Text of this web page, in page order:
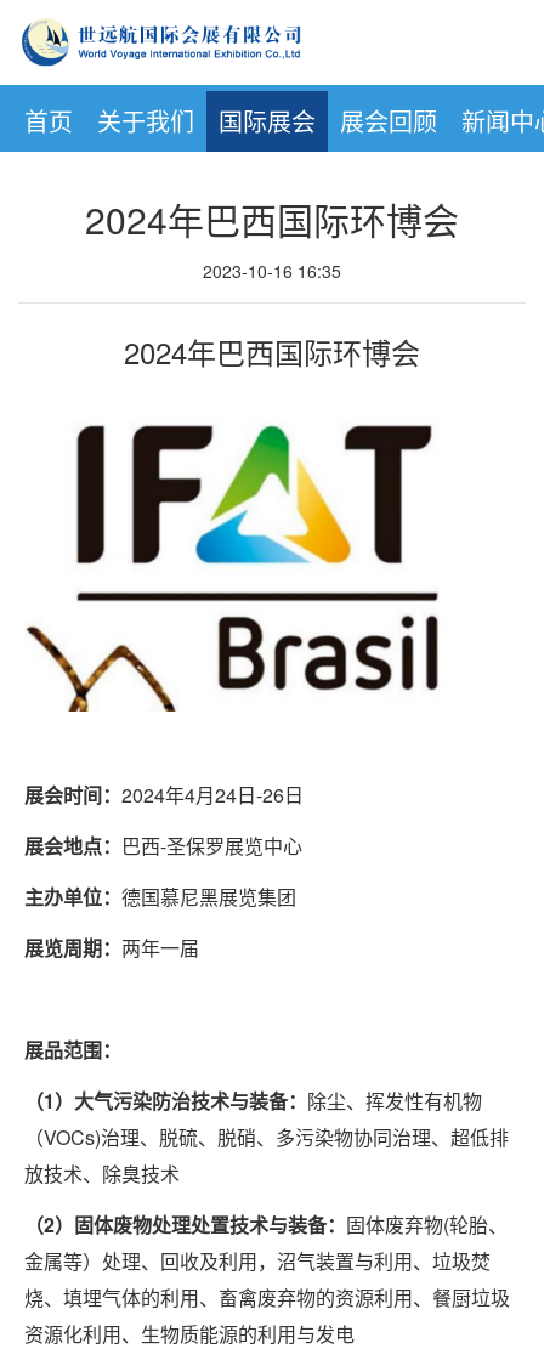
首页 关于我们 国际展会 展会回顾 新闻中
2024年巴西国际环博会
2023-10-16 16:35
2024年巴西国际环博会
展会时间： 2024年4月24日-26日
展会地点： 巴西-圣保罗展览中心
主办单位： 德国慕尼黑展览集团
展览周期： 两年一届
展品范围：
（1）大气污染防治技术与装备： 除尘、挥发性有机物
（VOCs)治理、脱硫、脱硝、多污染物协同治理、超低排
放技术、除臭技术
（2）固体废物处理处置技术与装备： 固体废弃物(轮胎、
金属等）处理、回收及利用，沼气装置与利用、垃圾焚
烧、填埋气体的利用、畜禽废弃物的资源利用、餐厨垃圾
资源化利用、生物质能源的利用与发电